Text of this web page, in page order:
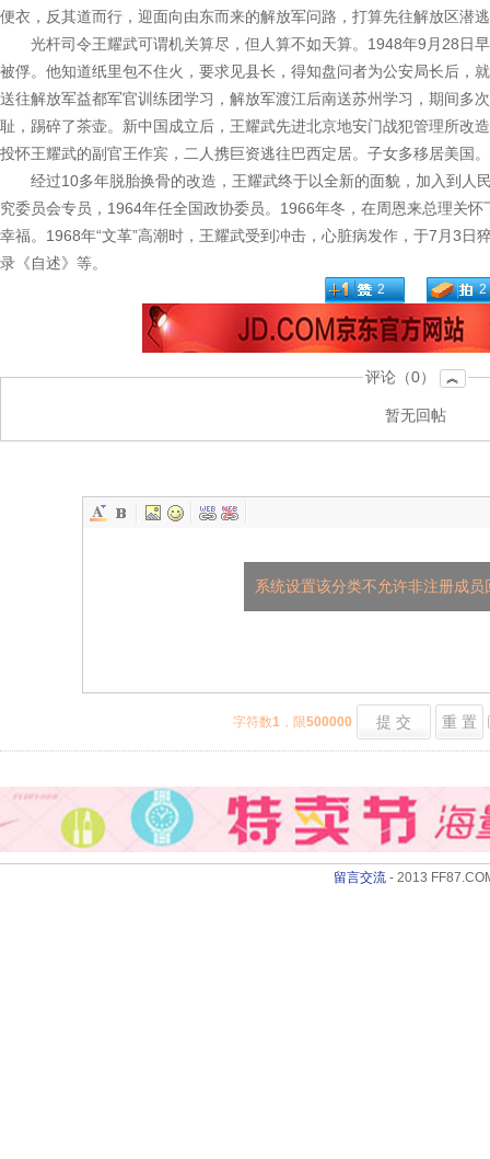
便衣，反其道而行，迎面向由东而来的解放军问路，打算先往解放区潜
光杆司令王耀武可谓机关算尽，但人算不如天算。1948年9月28日
被俘。他知道纸里包不住火，要求见县长，得知盘问者为公安局长后，
送往解放军益都军官训练团学习，解放军渡江后南送苏州学习，期间多
耻，踢碎了茶壶。新中国成立后，王耀武先进北京地安门战犯管理所改
投怀王耀武的副官王作宾，二人携巨资逃往巴西定居。子女多移居美国。
经过10多年脱胎换骨的改造，王耀武终于以全新的面貌，加入到人
究委员会专员，1964年任全国政协委员。1966年冬，在周恩来总理关
幸福。1968年“文革”高潮时，王耀武受到冲击，心脏病发作，于7月3
录《自述》等。
2 2
评论（0） ︽
暂无回帖
系统设置该分类不允许非注册成员
字符数1 ，限500000 提 交 重 置
留言交流 - 2013